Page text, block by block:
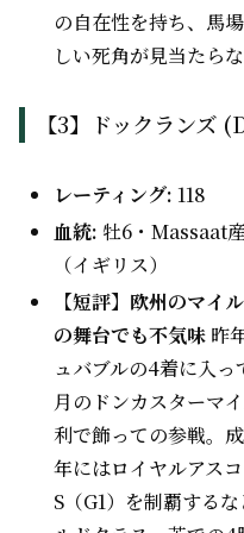
の自在性を持ち、馬
しい死角が見当たら
【3】ドックラン
レーティング: 118
血統: 牡6・Massaat
（イギリス）
【短評】欧州のマイ
の舞台でも不気味 昨
ュバブルの4着に入
月のドンカスターマ
利で飾っての参戦。
年にはロイヤルアス
S（G1）を制覇する